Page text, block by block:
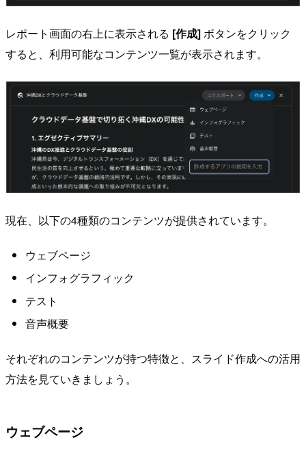
レポート画面の右上に表示される [作成]ボタンをクリック
すると、利用可能なコンテンツ一覧が表示されます。
現在、以下の4種類のコンテンツが提供されています。
ウェブページ
インフォグラフィック
テスト
音声概要
それぞれのコンテンツが持つ特徴と、スライド作成への活用
方法を見ていきましょう。
ウェブページ